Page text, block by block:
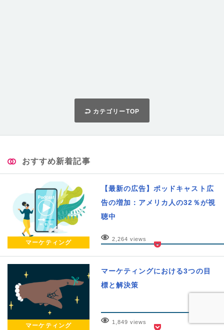
カテゴリーTOP
おすすめ新着記事
マーケティング
【最新の広告】ポッドキャスト広
告の増加：アメリカ人の32％が視
聴中
2,264 views
マーケティング
マーケティングにおける3つの目
標と解決策
1,849 views